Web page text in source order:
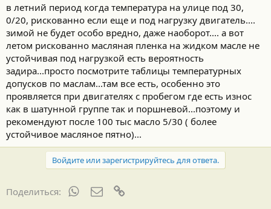
в летний период когда температура на улице под 30,
0/20, рискованно если еще и под нагрузку двигатель....
зимой не будет особо вредно, даже наоборот.... а вот
летом рискованно масляная пленка на жидком масле не
устойчивая под нагрузкой есть вероятность
задира...просто посмотрите таблицы температурных
допусков по маслам...там все есть, особенно это
проявляется при двигателях с пробегом где есть износ
как в шатунной группе так и поршневой...поэтому и
рекомендуют после 100 тыс масло 5/30 ( более
устойчивое масляное пятно)...
Войдите или зарегистрируйтесь для ответа.
Поделиться: WhatsAppЭлектронная почта